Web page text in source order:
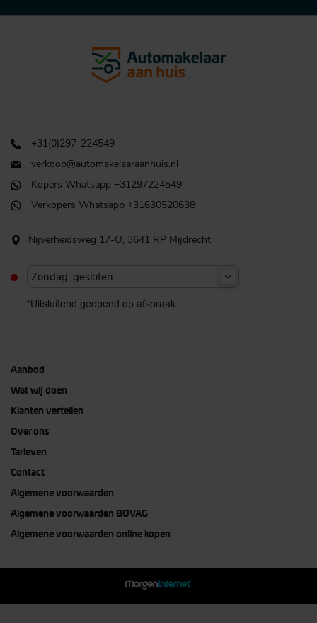
+31(0)297-224549
verkoop@automakelaaraanhuis.nl
Kopers Whatsapp +31297224549
Verkopers Whatsapp +31630520638
Nijverheidsweg 17-O, 3641 RP Mijdrecht
Zondag: gesloten
*Uitsluitend geopend op afspraak.
Aanbod
Wat wij doen
Klanten vertellen
Over ons
Tarieven
Contact
Algemene voorwaarden
Algemene voorwaarden BOVAG
Algemene voorwaarden online kopen